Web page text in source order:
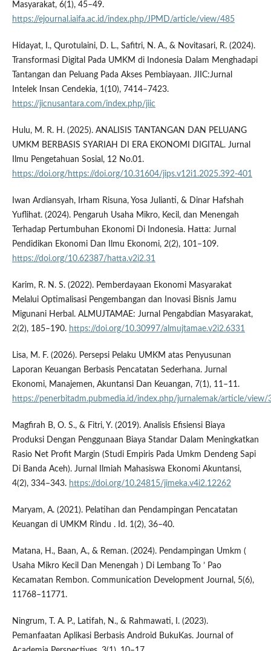
Masyarakat, 6(1), 45–49.
https://ejournal.iaifa.ac.id/index.php/JPMD/article/view/485
Hidayat, I., Qurotulaini, D. L., Safitri, N. A., & Novitasari, R. (2024).
Transformasi Digital Pada UMKM di Indonesia Dalam Menghadapi
Tantangan dan Peluang Pada Akses Pembiayaan. JIIC:Jurnal
Intelek Insan Cendekia, 1(10), 7414–7423.
https://jicnusantara.com/index.php/jiic
Hulu, M. R. H. (2025). ANALISIS TANTANGAN DAN PELUANG
UMKM BERBASIS SYARIAH DI ERA EKONOMI DIGITAL. Jurnal
Ilmu Pengetahuan Sosial, 12 No.01.
https://doi.org/https://doi.org/10.31604/jips.v12i1.2025.392-401
Iwan Ardiansyah, Irham Risuna, Yosa Julianti, & Dinar Hafshah
Yuflihat. (2024). Pengaruh Usaha Mikro, Kecil, dan Menengah
Terhadap Pertumbuhan Ekonomi Di Indonesia. Hatta: Jurnal
Pendidikan Ekonomi Dan Ilmu Ekonomi, 2(2), 101–109.
https://doi.org/10.62387/hatta.v2i2.31
Karim, R. N. S. (2022). Pemberdayaan Ekonomi Masyarakat
Melalui Optimalisasi Pengembangan dan Inovasi Bisnis Jamu
Migunani Herbal. ALMUJTAMAE: Jurnal Pengabdian Masyarakat,
2(2), 185–190. https://doi.org/10.30997/almujtamae.v2i2.6331
Lisa, M. F. (2026). Persepsi Pelaku UMKM atas Penyusunan
Laporan Keuangan Berbasis Pencatatan Sederhana. Jurnal
Ekonomi, Manajemen, Akuntansi Dan Keuangan, 7(1), 11–11.
https://penerbitadm.pubmedia.id/index.php/jurnalemak/article/view/
Magfirah B, O. S., & Fitri, Y. (2019). Analisis Efisiensi Biaya
Produksi Dengan Penggunaan Biaya Standar Dalam Meningkatkan
Rasio Net Profit Margin (Studi Empiris Pada Umkm Dendeng Sapi
Di Banda Aceh). Jurnal Ilmiah Mahasiswa Ekonomi Akuntansi,
4(2), 334–343. https://doi.org/10.24815/jimeka.v4i2.12262
Maryam, A. (2021). Pelatihan dan Pendampingan Pencatatan
Keuangan di UMKM Rindu . Id. 1(2), 36–40.
Matana, H., Baan, A., & Reman. (2024). Pendampingan Umkm (
Usaha Mikro Kecil Dan Menengah ) Di Lembang To ’ Pao
Kecamatan Rembon. Communication Development Journal, 5(6),
11768–11771.
Ningrum, T. A. P., Latifah, N., & Rahmawati, I. (2023).
Pemanfaatan Aplikasi Berbasis Android BukuKas. Journal of